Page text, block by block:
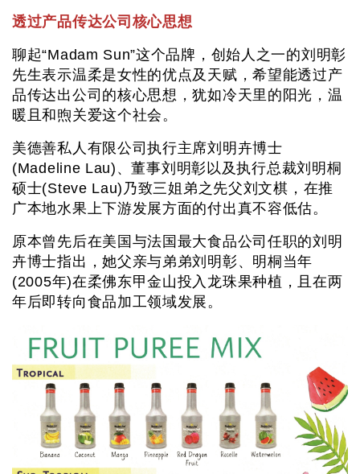
透过产品传达公司核心思想
聊起“Madam Sun”这个品牌，创始人之一的刘明彰
先生表示温柔是女性的优点及天赋，希望能透过产
品传达出公司的核心思想，犹如冷天里的阳光，温
暖且和煦关爱这个社会。
美德善私人有限公司执行主席刘明卉博士
(Madeline Lau)、董事刘明彰以及执行总裁刘明桐
硕士(Steve Lau)乃致三姐弟之先父刘文棋，在推
广本地水果上下游发展方面的付出真不容低估。
原本曾先后在美国与法国最大食品公司任职的刘明
卉博士指出，她父亲与弟弟刘明彰、明桐当年
(2005年)在柔佛东甲金山投入龙珠果种植，且在两
年后即转向食品加工领域发展。